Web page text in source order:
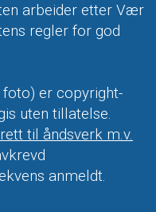
arbeider etter Vær
regler for god
er copyright-
uten tillatelse.
til åndsverk m.v.
anmeldt.